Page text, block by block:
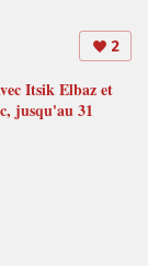
2
Itsik Elbaz et
jusqu'au 31